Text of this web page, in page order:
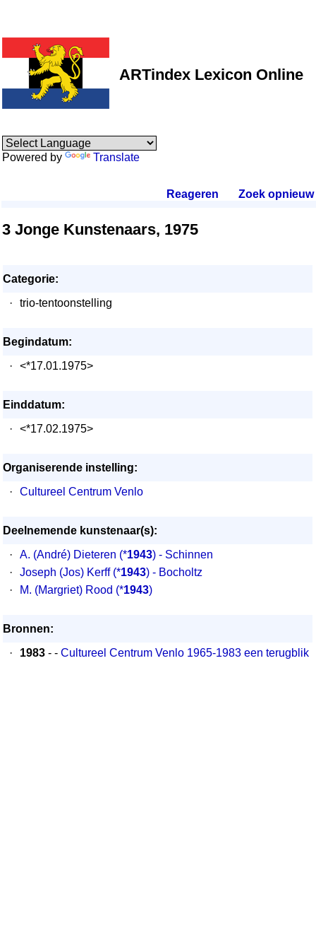
ARTindex Lexicon Online
Powered by Translate
Reageren Zoek opnieuw.
3 Jonge Kunstenaars, 1975
Categorie:
·
trio-tentoonstelling
Begindatum:
·
<*17.01.1975>
Einddatum:
·
<*17.02.1975>
Organiserende instelling:
·
Cultureel Centrum Venlo
Deelnemende kunstenaar(s):
·
A. (André) Dieteren (*1943) - Schinnen
·
Joseph (Jos) Kerff (*1943) - Bocholtz
·
M. (Margriet) Rood (*1943)
Bronnen:
·
1983 - - Cultureel Centrum Venlo 1965-1983 een terugblik